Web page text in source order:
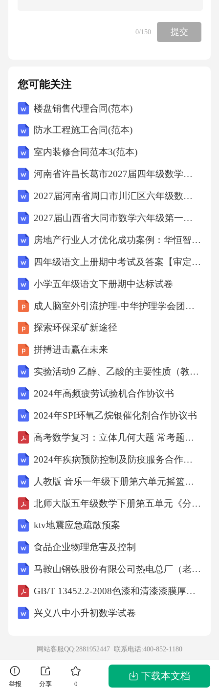
熔塑防腐时，热熔塑质量应符合表4的规定，且
防腐工艺应符合GB50046的相关规定。1000转，
损.1当采用涂装时，涂装材料的品种、规格、性
能应符合JT/T722的规定。涂装的总厚度应大于
1.3mm,表面应均匀光滑、连续，无肉眼可分辨
陷。.2当采用喷涂沥青时，内外壁分两遍均匀喷
涂沥青漆或乳化沥青。沥青涂层的厚度应不小
于结构基础必须有足够强度、稳定性和均匀
性。基础宜采用30～80cm厚的砂砾或灰土等，
厚20cm的垫层，粗砂最大粒径不宜超过12mm。
地基允许承载力要求应根据计算确定，一般要
求不小于1HYPERLINKHYPERLINK5施工5.1.1
钢波纹管涵施工主要包括：施工准备、测量放
样、基坑开挖、地基处理、管节拼装、台背回
填5.1.2涵洞开工前应对照设计文件进行现场核
查，无误后方可进行施工。75.2.1施工准备熟悉
相关规范、图纸，掌握钢波纹管涵的设计与施
施工班组及技术人员进行书面的技术、安全、
环保交底。备齐施工机具，并对其进行质量检
查；钢波纹管涵板件在出厂前可进行必要的预
拼装。5.2.2测量放样按设计文件要求，进行涵
洞中心线及纵、横轴线的施工放样，保证放样
的准确性。5.2.3基坑开挖沟渠开挖应按设计要
求进行，当基底为淤泥、淤泥质土等不良地质
时，应予换填处理。基坑应避免超挖。土质基
基坑尺寸、高程、基底承载力。5.2.4地基处理
波纹钢管不能直接置于岩石或混凝土基床上，
应在管节与地基之间铺设厚度不小于30cm的砂
砾垫层。在软土地基上修筑钢波纹管涵，涵洞
拼装应符合JT/T791加工要求。波纹钢板件拼装
0/150 提交
您可能关注
楼盘销售代理合同(范本)
防水工程施工合同(范本)
室内装修合同范本3(范本)
河南省许昌长葛市2027届四年级数学第一学期期末监测模拟试题含解析
2027届河南省周口市川汇区六年级数学第一学期期末达标检测试题含解析
2027届山西省大同市数学六年级第一学期期末质量跟踪监视模拟试题含解析
房地产行业人才优化成功案例：华恒智信破解薪酬竞争力不足
四年级语文上册期中考试及答案【审定版】
小学五年级语文下册期中达标试卷
成人脑室外引流护理-中华护理学会团体标准（2026版）深度解读
探索环保采矿新途径
拼搏进击赢在未来
实验活动9 乙醇、乙酸的主要性质（教学设计）2023-2024学年高一化学同步教学教学设计+习题（人教版2019必修第二册）
2024年高频疲劳试验机合作协议书
2024年SPI环氧乙烷银催化剂合作协议书
高考数学复习：立体几何大题 常考题型归类（原卷版）
2024年疾病预防控制及防疫服务合作协议书
人教版 音乐一年级下册第六单元摇篮曲教学设计
北师大版五年级数学下册第五单元《分数除法》单元测试卷（含答案）
ktv地震应急疏散预案
食品企业物理危害及控制
马鞍山钢铁股份有限公司热电总厂（老区）煤粉锅炉掺烧工业污泥改造项目环境影响报告书
GB/T 13452.2-2008色漆和清漆漆膜厚度的测定
兴义八中小升初数学试卷
网站客服QQ:2881952447 联系电话:400-852-1180
举报 分享 0
下载本文档